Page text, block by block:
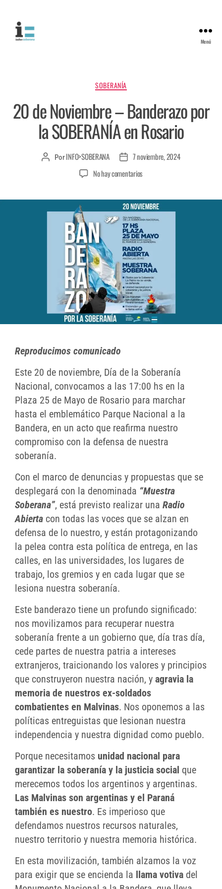
Menú
SOBERANÍA
20 de Noviembre – Banderazo por
la SOBERANÍA en Rosario
PorINFO>SOBERANA
7 noviembre, 2024
No hay comentarios
Reproducimos comunicado
Este 20 de noviembre, Día de la Soberanía
Nacional, convocamos a las 17:00 hs en la
Plaza 25 de Mayo de Rosario para marchar
hasta el emblemático Parque Nacional a la
Bandera, en un acto que reafirma nuestro
compromiso con la defensa de nuestra
soberanía.
Con el marco de denuncias y propuestas que se
desplegará con la denominada “Muestra
Soberana”, está previsto realizar una Radio
Abierta con todas las voces que se alzan en
defensa de lo nuestro, y están protagonizando
la pelea contra esta política de entrega, en las
calles, en las universidades, los lugares de
trabajo, los gremios y en cada lugar que se
lesiona nuestra soberanía.
Este banderazo tiene un profundo significado:
nos movilizamos para recuperar nuestra
soberanía frente a un gobierno que, día tras día,
cede partes de nuestra patria a intereses
extranjeros, traicionando los valores y principios
que construyeron nuestra nación, y agravia la
memoria de nuestros ex-soldados
combatientes en Malvinas. Nos oponemos a las
políticas entreguistas que lesionan nuestra
independencia y nuestra dignidad como pueblo.
Porque necesitamos unidad nacional para
garantizar la soberanía y la justicia social que
merecemos todos los argentinos y argentinas.
Las Malvinas son argentinas y el Paraná
también es nuestro. Es imperioso que
defendamos nuestros recursos naturales,
nuestro territorio y nuestra memoria histórica.
En esta movilización, también alzamos la voz
para exigir que se encienda la
llama votiva del